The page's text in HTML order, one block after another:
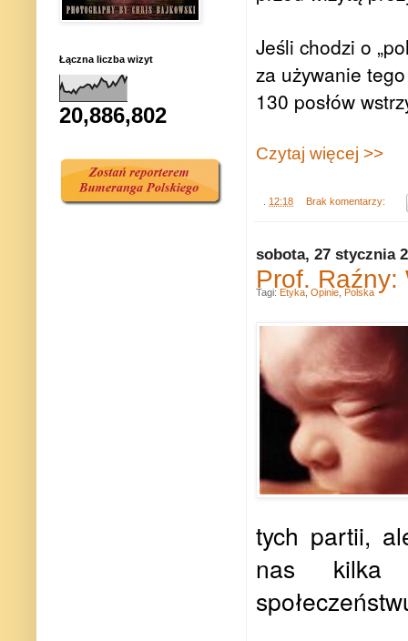
Jeśli chodzi o
za używanie tego
130 posłów
Czytaj więcej >>
12:18 Brak komentarzy:
sobota, 27 stycznia
Prof. Raźny:
tych partii,
nas kilka
Tagi: Etyka Opinie Polska
Łączna liczba wizyt
20,886,802